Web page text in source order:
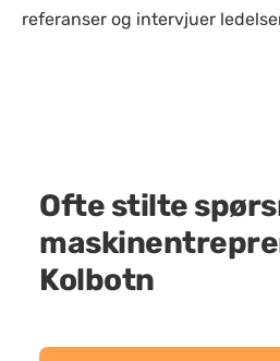
referanser og intervjuer
Ofte stilte
Kolbotn